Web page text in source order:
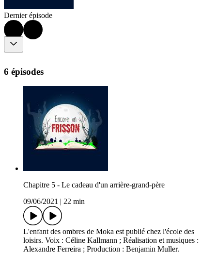
Dernier épisode
6 épisodes
Chapitre 5 - Le cadeau d'un arrière-grand-père
09/06/2021
22 min
L'enfant des ombres de Moka est publié chez l'école des
loisirs. Voix : Céline Kallmann ; Réalisation et musiques :
Alexandre Ferreira ; Production : Benjamin Muller.